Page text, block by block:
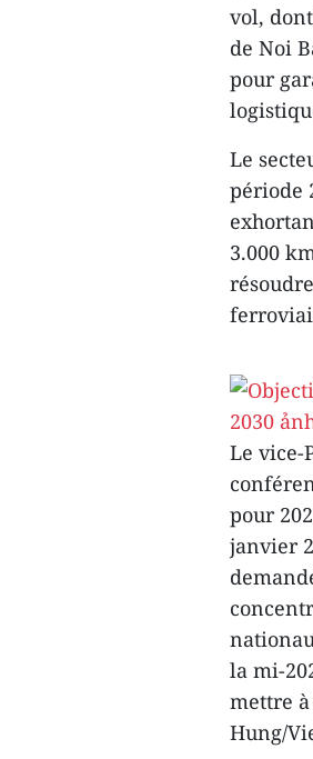
vol,
de Noi
pour
Le
période
3.000
Le
pour
janvier
la mi-
mettre
Hung/